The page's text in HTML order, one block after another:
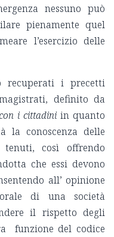
nessuno può
pienamente quel
l’esercizio delle
recuperati i precetti
definito da
i cittadini in quanto
la conoscenza delle
così offrendo
che essi devono
all’ opinione
di una società
il rispetto degli
funzione del codice